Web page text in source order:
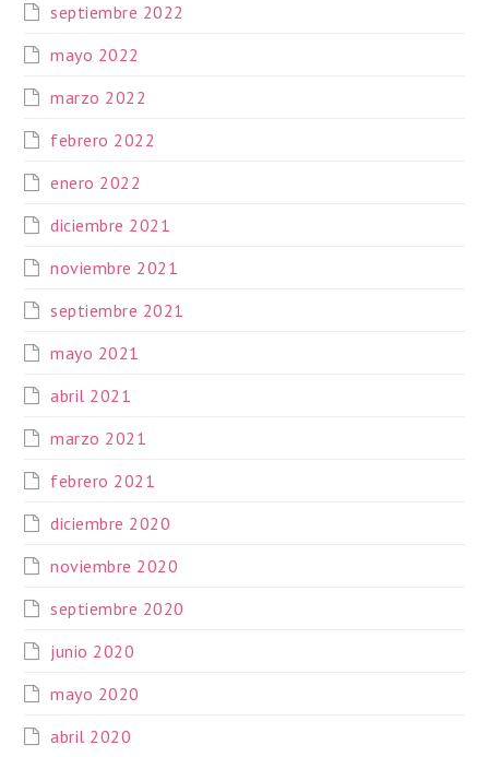
septiembre 2022
mayo 2022
marzo 2022
febrero 2022
enero 2022
diciembre 2021
noviembre 2021
septiembre 2021
mayo 2021
abril 2021
marzo 2021
febrero 2021
diciembre 2020
noviembre 2020
septiembre 2020
junio 2020
mayo 2020
abril 2020